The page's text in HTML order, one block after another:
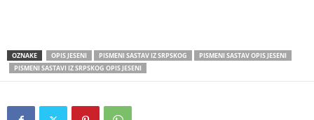
OZNAKE OPIS JESENI PISMENI SASTAV IZ SRPSKOG
PISMENI SASTAV OPIS JESENI
PISMENI SASTAVI IZ SRPSKOG OPIS JESENI